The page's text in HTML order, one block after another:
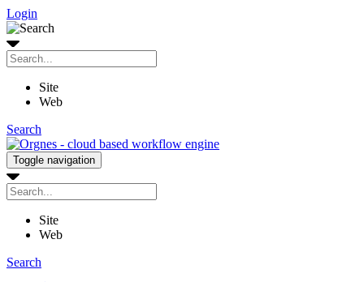
Login
Site
Web
Search
Toggle navigation
Site
Web
Search